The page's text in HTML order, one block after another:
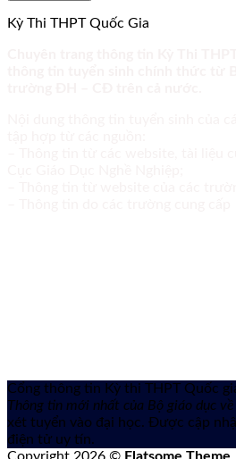
Kỳ Thi THPT Quốc Gia
Cổng thông tin Kỳ thi THPT Quốc
Thông tin mới nhất của Bộ giáo dục
xét tuyển vào đại học. Được cập
điện tử uy tín.